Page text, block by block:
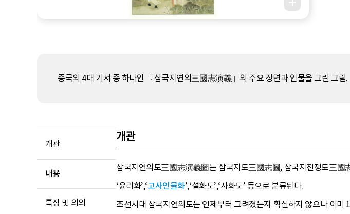
중국의 4대 기서 중 하나인 『삼국지연의三國志演義』의 주요 장면과 인물을 그린 그림.
개관
내용
특징 및 의의
개관
삼국지연의도三國志演義圖는 삼국지도三國志圖, 삼국지전쟁도三國
‘윤리화’,‘고사인물화’,‘설화도’,‘사화도’ 등으로 분류된다.
조선시대 삼국지연의도는 언제부터 그려졌는지 확실하지 않으나 이